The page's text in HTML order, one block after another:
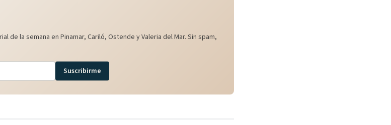
de la semana en Pinamar, Cariló, Ostende y Valeria del Mar. Sin spam,
Suscribirme